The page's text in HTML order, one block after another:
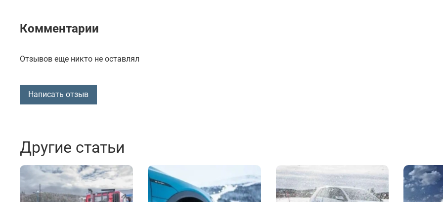
Комментарии
Отзывов еще никто не оставлял
Написать отзыв
Другие статьи